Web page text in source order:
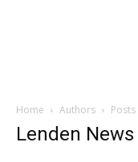
Home Authors
Lenden News